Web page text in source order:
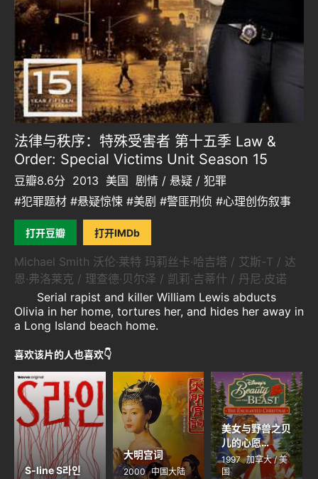
法律与秩序：特殊受害者 第十五季 Law &
Order: Special Victims Unit Season 15
豆瓣8.6分 2013 美国 剧情 / 悬疑 / 犯罪
#犯罪题材 #悬疑惊悚 #美剧 #警匪刑侦 #心理创伤叙事
打开豆瓣 打开IMDb
Michael Smith 沃伦·莱特 玛莉丝卡·哈吉塔 / 艾斯-T / 达
恩·弗洛莱克 / 理查德·贝尔泽 / 凯莉·吉蒂什 / 丹尼·皮诺
Serial rapist and killer William Lewis abducts
Olivia in her home, tortures her, and hides her away in
a Long Island beach home.
喜欢该片的人也喜欢👇
S-line S라인
大明宫词
2000 中国大陆
美女与野兽之贝
儿的心愿
Beauty and
the Beast: The
1997 加拿大 / 美
国